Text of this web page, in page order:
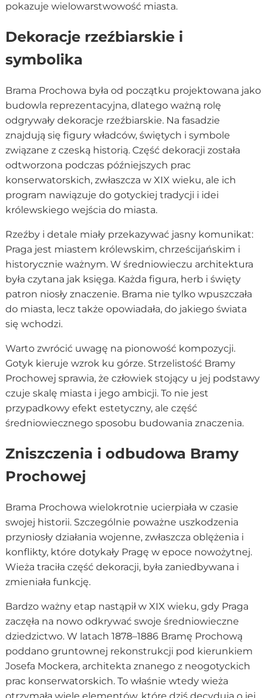
pokazuje wielowarstwowość miasta.
Dekoracje rzeźbiarskie i
symbolika
Brama Prochowa była od początku projektowana jako
budowla reprezentacyjna, dlatego ważną rolę
odgrywały dekoracje rzeźbiarskie. Na fasadzie
znajdują się figury władców, świętych i symbole
związane z czeską historią. Część dekoracji została
odtworzona podczas późniejszych prac
konserwatorskich, zwłaszcza w XIX wieku, ale ich
program nawiązuje do gotyckiej tradycji i idei
królewskiego wejścia do miasta.
Rzeźby i detale miały przekazywać jasny komunikat:
Praga jest miastem królewskim, chrześcijańskim i
historycznie ważnym. W średniowieczu architektura
była czytana jak księga. Każda figura, herb i święty
patron niosły znaczenie. Brama nie tylko wpuszczała
do miasta, lecz także opowiadała, do jakiego świata
się wchodzi.
Warto zwrócić uwagę na pionowość kompozycji.
Gotyk kieruje wzrok ku górze. Strzelistość Bramy
Prochowej sprawia, że człowiek stojący u jej podstawy
czuje skalę miasta i jego ambicji. To nie jest
przypadkowy efekt estetyczny, ale część
średniowiecznego sposobu budowania znaczenia.
Zniszczenia i odbudowa Bramy
Prochowej
Brama Prochowa wielokrotnie ucierpiała w czasie
swojej historii. Szczególnie poważne uszkodzenia
przyniosły działania wojenne, zwłaszcza oblężenia i
konflikty, które dotykały Pragę w epoce nowożytnej.
Wieża traciła część dekoracji, była zaniedbywana i
zmieniała funkcję.
Bardzo ważny etap nastąpił w XIX wieku, gdy Praga
zaczęła na nowo odkrywać swoje średniowieczne
dziedzictwo. W latach 1878–1886 Bramę Prochową
poddano gruntownej rekonstrukcji pod kierunkiem
Josefa Mockera, architekta znanego z neogotyckich
prac konserwatorskich. To właśnie wtedy wieża